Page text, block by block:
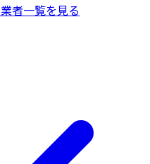
業者一覧を見る